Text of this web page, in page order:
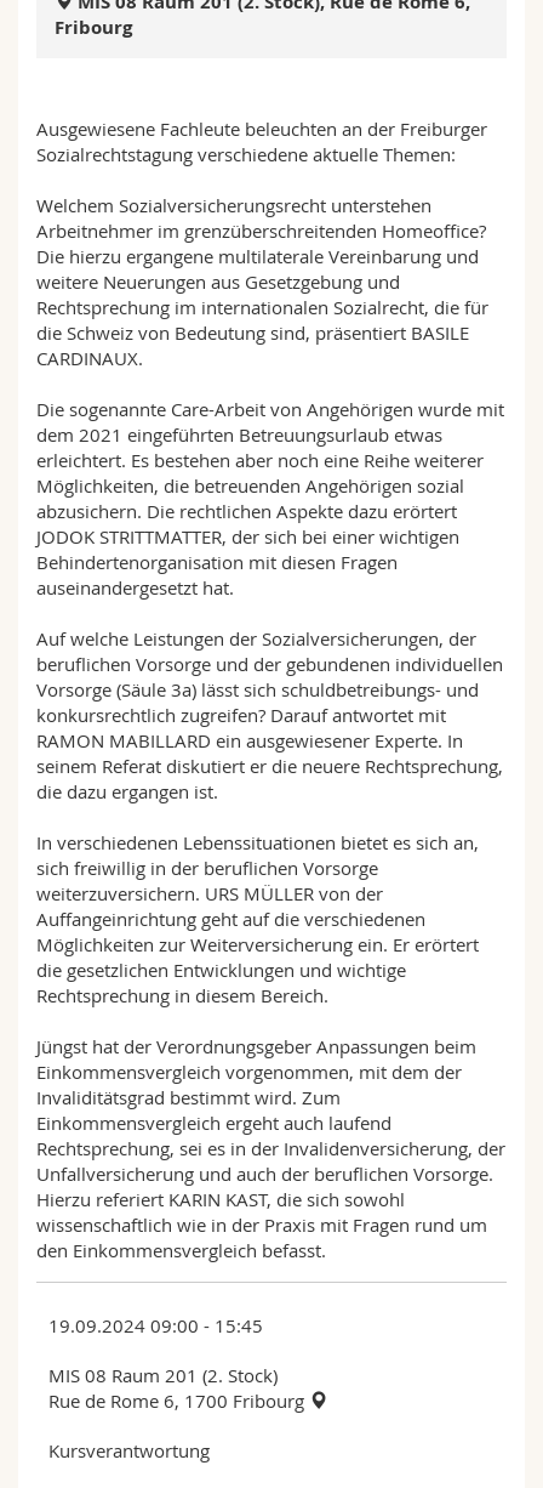
Sciences et médecine
Collaborateurs
Webmail
MyUnifr
Fribourg
Ausgewiesene Fachleute beleuchten an der Freiburger
Sozialrechtstagung verschiedene aktuelle Themen:
Welchem Sozialversicherungsrecht unterstehen
Arbeitnehmer im grenzüberschreitenden Homeoffice?
Die hierzu ergangene multilaterale Vereinbarung und
weitere Neuerungen aus Gesetzgebung und
Rechtsprechung im internationalen Sozialrecht, die für
die Schweiz von Bedeutung sind, präsentiert BASILE
CARDINAUX.
Die sogenannte Care-Arbeit von Angehörigen wurde mit
dem 2021 eingeführten Betreuungsurlaub etwas
erleichtert. Es bestehen aber noch eine Reihe weiterer
Möglichkeiten, die betreuenden Angehörigen sozial
abzusichern. Die rechtlichen Aspekte dazu erörtert
JODOK STRITTMATTER, der sich bei einer wichtigen
Behindertenorganisation mit diesen Fragen
auseinandergesetzt hat.
Auf welche Leistungen der Sozialversicherungen, der
beruflichen Vorsorge und der gebundenen individuellen
Vorsorge (Säule 3a) lässt sich schuldbetreibungs- und
konkursrechtlich zugreifen? Darauf antwortet mit
RAMON MABILLARD ein ausgewiesener Experte. In
seinem Referat diskutiert er die neuere Rechtsprechung,
die dazu ergangen ist.
In verschiedenen Lebenssituationen bietet es sich an,
sich freiwillig in der beruflichen Vorsorge
weiterzuversichern. URS MÜLLER von der
Auffangeinrichtung geht auf die verschiedenen
Möglichkeiten zur Weiterversicherung ein. Er erörtert
die gesetzlichen Entwicklungen und wichtige
Rechtsprechung in diesem Bereich.
Jüngst hat der Verordnungsgeber Anpassungen beim
Einkommensvergleich vorgenommen, mit dem der
Invaliditätsgrad bestimmt wird. Zum
Einkommensvergleich ergeht auch laufend
Rechtsprechung, sei es in der Invalidenversicherung, der
Unfallversicherung und auch der beruflichen Vorsorge.
Hierzu referiert KARIN KAST, die sich sowohl
wissenschaftlich wie in der Praxis mit Fragen rund um
den Einkommensvergleich befasst.
19.09.2024 09:00 - 15:45
MIS 08 Raum 201 (2. Stock)
Rue de Rome 6, 1700 Fribourg
Kursverantwortung